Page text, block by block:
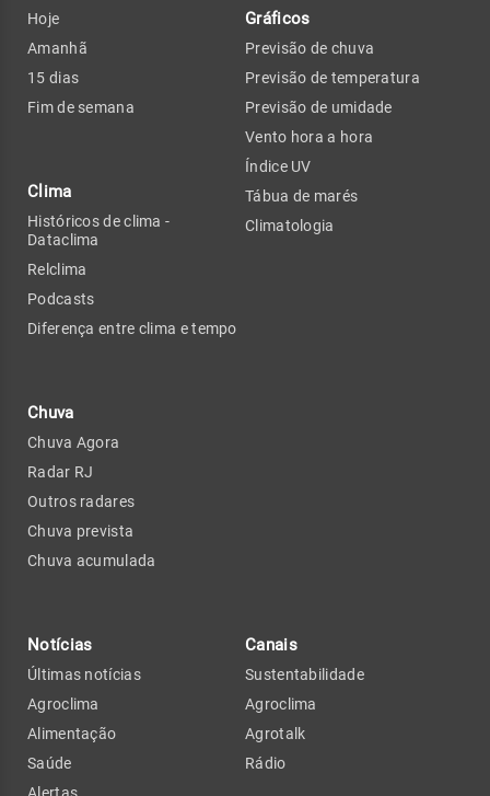
Hoje
Amanhã
15 dias
Fim de semana
Clima
Históricos de clima -
Dataclima
Relclima
Podcasts
Diferença entre clima e tempo
Chuva
Chuva Agora
Radar RJ
Outros radares
Chuva prevista
Chuva acumulada
Gráficos
Previsão de chuva
Previsão de temperatura
Previsão de umidade
Vento hora a hora
Índice UV
Tábua de marés
Climatologia
Notícias
Últimas notícias
Agroclima
Alimentação
Saúde
Canais
Sustentabilidade
Agroclima
Agrotalk
Rádio